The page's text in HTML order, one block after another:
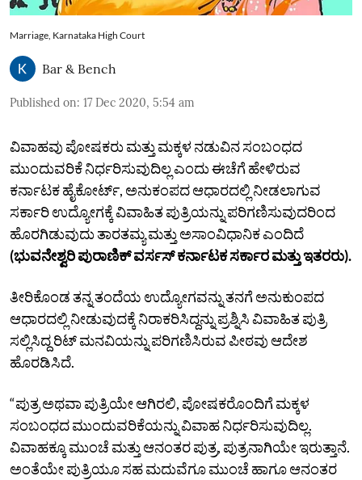
Marriage, Karnataka High Court
Bar & Bench
Published on: 17 Dec 2020, 5:54 am
ವಿವಾಹವು ಪೋಷಕರು ಮತ್ತು ಮಕ್ಕಳ ನಡುವಿನ ಸಂಬಂಧದ
ಮುಂದುವರಿಕೆ ನಿರ್ಧರಿಸುವುದಿಲ್ಲ ಎಂದು ಈಚೆಗೆ ಹೇಳಿರುವ
ಕರ್ನಾಟಕ ಹೈಕೋರ್ಟ್‌, ಅನುಕಂಪದ ಆಧಾರದಲ್ಲಿ ನೀಡಲಾಗುವ
ಸರ್ಕಾರಿ ಉದ್ಯೋಗಕ್ಕೆ ವಿವಾಹಿತ ಪುತ್ರಿಯನ್ನು ಪರಿಗಣಿಸುವುದರಿಂದ
ಹೊರಗಿಡುವುದು ತಾರತಮ್ಯ ಮತ್ತು ಅಸಾಂವಿಧಾನಿಕ ಎಂದಿದೆ
(ಭುವನೇಶ್ವರಿ ಪುರಾಣಿಕ್‌ ವರ್ಸಸ್‌ ಕರ್ನಾಟಕ ಸರ್ಕಾರ ಮತ್ತು ಇತರರು).
ತೀರಿಕೊಂಡ ತನ್ನ ತಂದೆಯ ಉದ್ಯೋಗವನ್ನು ತನಗೆ ಅನುಕುಂಪದ
ಆಧಾರದಲ್ಲಿ ನೀಡುವುದಕ್ಕೆ ನಿರಾಕರಿಸಿದ್ದನ್ನು ಪ್ರಶ್ನಿಸಿ ವಿವಾಹಿತ ಪುತ್ರಿ
ಸಲ್ಲಿಸಿದ್ದ ರಿಟ್‌ ಮನವಿಯನ್ನು ಪರಿಗಣಿಸಿರುವ ಪೀಠವು ಆದೇಶ
ಹೊರಡಿಸಿದೆ.
“ಪುತ್ರ ಅಥವಾ ಪುತ್ರಿಯೇ ಆಗಿರಲಿ, ಪೋಷಕರೊಂದಿಗೆ ಮಕ್ಕಳ
ಸಂಬಂಧದ ಮುಂದುವರಿಕೆಯನ್ನು ವಿವಾಹ ನಿರ್ಧರಿಸುವುದಿಲ್ಲ.
ವಿವಾಹಕ್ಕೂ ಮುಂಚೆ ಮತ್ತು ಆನಂತರ ಪುತ್ರ, ಪುತ್ರನಾಗಿಯೇ ಇರುತ್ತಾನೆ.
ಅಂತೆಯೇ ಪುತ್ರಿಯೂ ಸಹ ಮದುವೆಗೂ ಮುಂಚೆ ಹಾಗೂ ಆನಂತರ